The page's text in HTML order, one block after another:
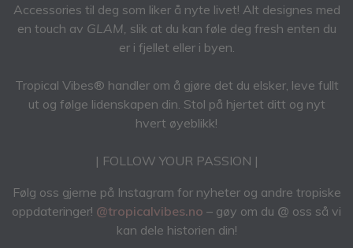
Accessories til deg som liker å nyte livet! Alt designes med
en touch av GLAM, slik at du kan føle deg fresh enten du
er i fjellet eller i byen.
Tropical Vibes® handler om å gjøre det du elsker, leve fullt
ut og følge lidenskapen din. Stol på hjertet ditt og nyt
hvert øyeblikk!
| FOLLOW YOUR PASSION |
Følg oss gjerne på Instagram for nyheter og andre tropiske
oppdateringer! @tropicalvibes.no – gøy om du @ oss så vi
kan dele historien din!